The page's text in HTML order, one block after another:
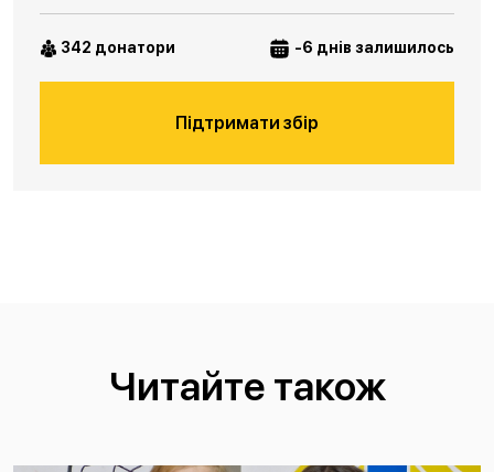
342 донатори -6 днів залишилось
Підтримати збір
Читайте також